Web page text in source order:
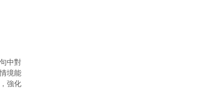
中對
境能
強化